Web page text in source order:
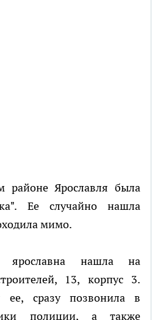
районе Ярославля была
Ее случайно нашла
мимо.
ярославна нашла на
13, корпус 3.
ее, сразу позвонила в
полиции, а также